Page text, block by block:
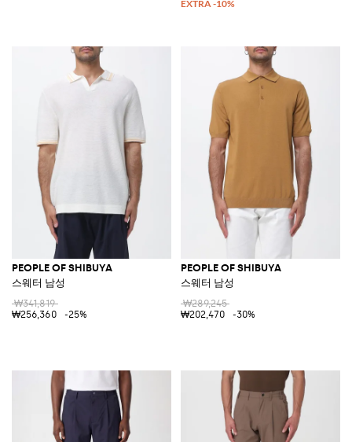
PEOPLE OF SHIBUYA
스웨터 남성
₩341,819
₩256,360
-25%
PEOPLE OF SHIBUYA
스웨터 남성
₩289,245
₩202,470
-30%